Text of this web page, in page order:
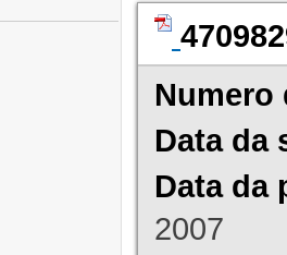
Numero
Data da
Data da
2007